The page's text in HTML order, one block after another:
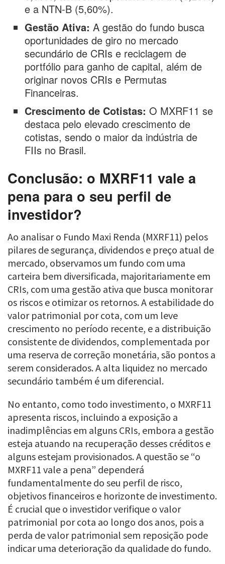
e a NTN-B (5,60%).
Gestão Ativa: A gestão do fundo busca
oportunidades de giro no mercado
secundário de CRIs e reciclagem de
portfólio para ganho de capital, além de
originar novos CRIs e Permutas
Financeiras.
Crescimento de Cotistas: O MXRF11 se
destaca pelo elevado crescimento de
cotistas, sendo o maior da indústria de
FIIs no Brasil.
Conclusão: o MXRF11 vale a
pena para o seu perfil de
investidor?
Ao analisar o Fundo Maxi Renda (MXRF11) pelos
pilares de segurança, dividendos e preço atual de
mercado, observamos um fundo com uma
carteira bem diversificada, majoritariamente em
CRIs, com uma gestão ativa que busca monitorar
os riscos e otimizar os retornos. A estabilidade do
valor patrimonial por cota, com um leve
crescimento no período recente, e a distribuição
consistente de dividendos, complementada por
uma reserva de correção monetária, são pontos a
serem considerados. A alta liquidez no mercado
secundário também é um diferencial.
No entanto, como todo investimento, o MXRF11
apresenta riscos, incluindo a exposição a
inadimplências em alguns CRIs, embora a gestão
esteja atuando na recuperação desses créditos e
alguns estejam provisionados. A questão se “o
MXRF11 vale a pena” dependerá
fundamentalmente do seu perfil de risco,
objetivos financeiros e horizonte de investimento.
É crucial que o investidor verifique o valor
patrimonial por cota ao longo dos anos, pois a
perda de valor patrimonial sem reposição pode
indicar uma deterioração da qualidade do fundo.